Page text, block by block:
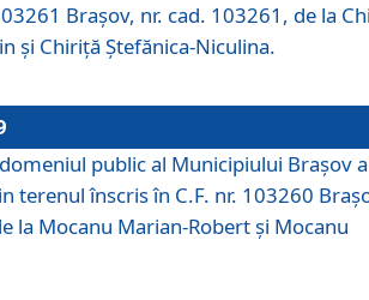
Brașov, nr. cad. 103261, de la
și Chiriță Ștefănica-Niculina.
public al Municipiului Braşov a
terenul înscris în C.F. nr. 103260
la Mocanu Marian-Robert și Mocanu